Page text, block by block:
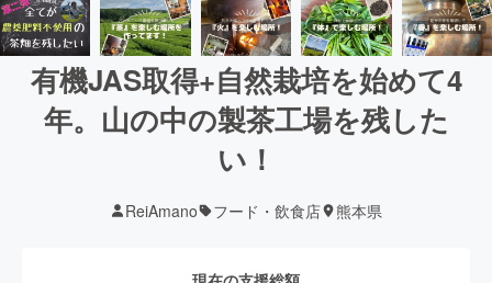
有機JAS取得+自然栽培を始めて4
年。山の中の製茶工場を残した
い！
ReiAmano フード・飲食店 熊本県